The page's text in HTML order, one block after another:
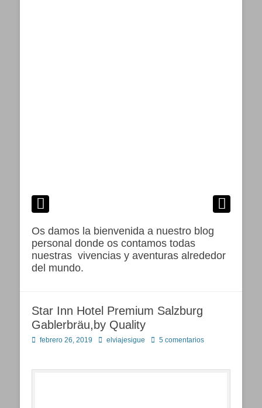
Os damos la bienvenida a nuestro blog
personal donde os contamos todas
nuestras vivencias y aventuras alrededor
del mundo.
Star Inn Hotel Premium Salzburg
Gablerbräu,by Quality
Publicado
febrero 26, 2019 Autorelviajesigue 5 comentarios